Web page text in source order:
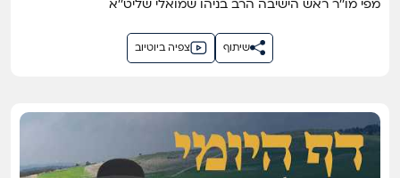
מפי מו''ר ראש הישיבה הרב בניהו שמואלי שליט''א
צפיה ביוטיוב שיתוף